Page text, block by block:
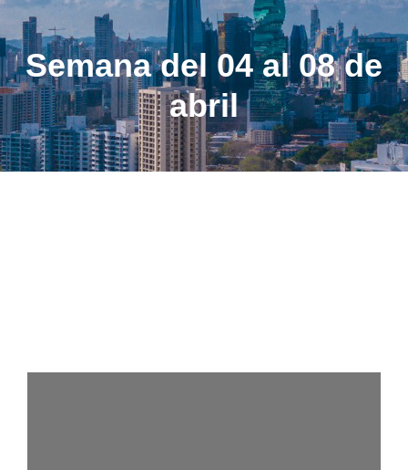
Semana del 04 al 08 de
abril